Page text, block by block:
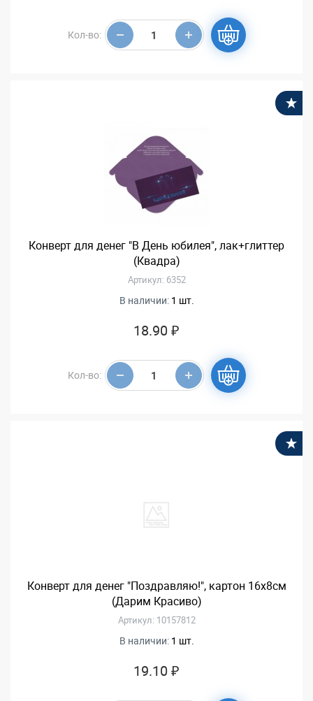
Кол-во:
Конверт для денег "В День юбилея", лак+глиттер
(Квадра)
Артикул: 6352
В наличии: 1 шт.
18.90 ₽
Кол-во:
Конверт для денег "Поздравляю!", картон 16х8см
(Дарим Красиво)
Артикул: 10157812
В наличии: 1 шт.
19.10 ₽